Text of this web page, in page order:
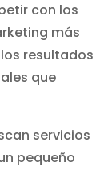
con los
más
resultados
que
servicios
pequeño